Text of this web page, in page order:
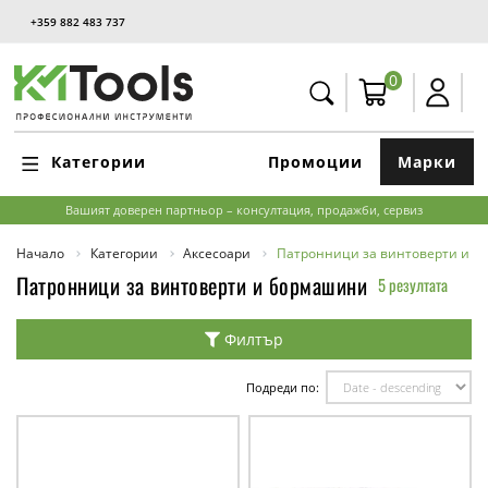
+359 882 483 737
0
Категории Марки
Промоции
Вашият доверен партньор – консултация, продажби, сервиз
Начало Категории Аксесоари Патронници за винтоверти и
Патронници за винтоверти и бормашини 5 резултата
Филтър
Подреди по: